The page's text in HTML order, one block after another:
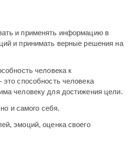
и применять информацию в
и принимать верные решения на
человека к
способность человека
человеку для достижения цели.
и самого себя.
эмоций, оценка своего